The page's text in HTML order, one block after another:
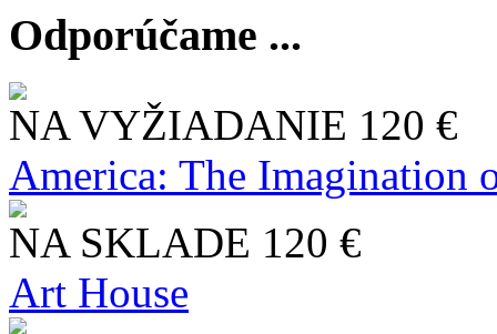
Odporúčame ...
NA VYŽIADANIE 120 €
America: The Imagination
NA SKLADE 120 €
Art House